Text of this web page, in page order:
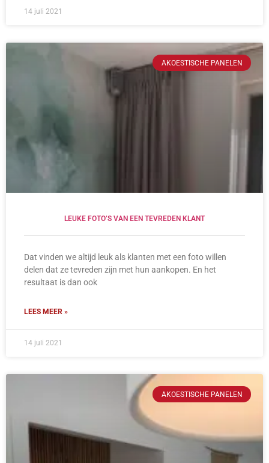
14 juli 2021
AKOESTISCHE PANELEN
LEUKE FOTO’S VAN EEN TEVREDEN KLANT
Dat vinden we altijd leuk als klanten met een foto willen
delen dat ze tevreden zijn met hun aankopen. En het
resultaat is dan ook
LEES MEER »
14 juli 2021
AKOESTISCHE PANELEN